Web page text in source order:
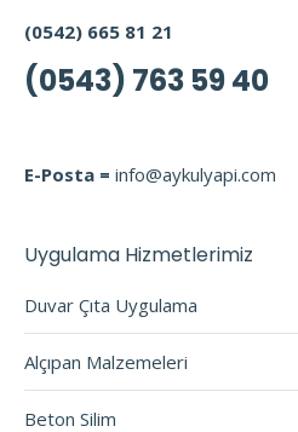
(0542) 665 81 21
(0543) 763 59 40
E-Posta = info@aykulyapi.com
Uygulama Hizmetlerimiz
Duvar Çıta Uygulama
Alçıpan Malzemeleri
Beton Silim